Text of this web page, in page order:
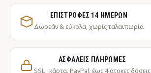
ΕΠΙΣΤΡΟΦΈΣ 14 ΗΜΕΡΏΝ
Δωρεάν & εύκολα, χωρίς ταλαιπωρία
ΑΣΦΑΛΕΊΣ ΠΛΗΡΩΜΈΣ
SSL · κάρτα, PayPal, έως 4 άτοκες δόσεις